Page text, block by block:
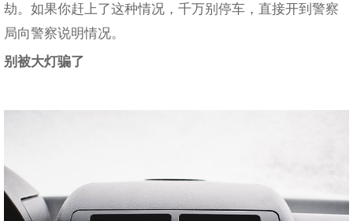
劫。如果你赶上了这种情况，千万别停车，直接开到警察
局向警察说明情况。
别被大灯骗了